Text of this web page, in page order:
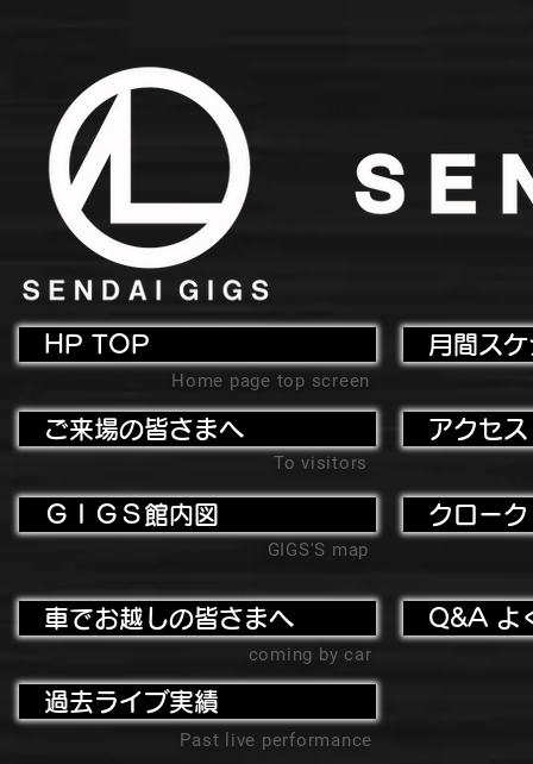
HP TOP
Home page top screen
ご来場の皆さまへ
To visitors
ＧＩＧＳ館内図
GIGS'S map
月間ス
アクセ
クローク
車でお越しの皆さまへ
coming by car
過去ライブ実績
Past live performance
Q&A よ